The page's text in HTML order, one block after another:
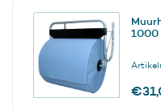
1000
€